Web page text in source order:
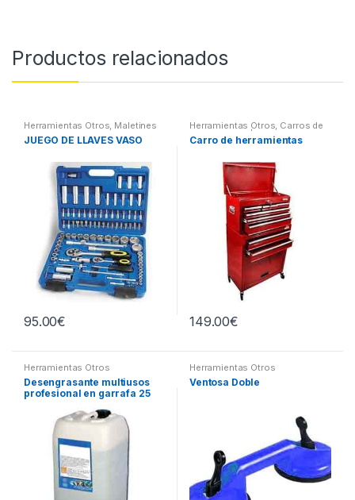
Productos relacionados
Herramientas Otros, Maletines
Herramientas, Extractores,
Compresímetros, otros
JUEGO DE LLAVES VASO
95.00€
Herramientas Otros, Carros de
Herramientas | Bancos
Carro de herramientas
149.00€
Herramientas Otros
Desengrasante multiusos
profesional en garrafa 25
Herramientas Otros
Ventosa Doble